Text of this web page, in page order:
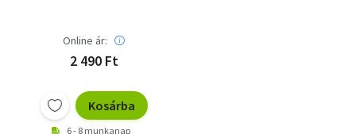
Online ár:
2 490 Ft
Kosárba
6 - 8 munkanap